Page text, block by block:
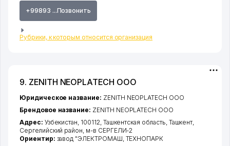
+99893 ...Позвонить
Рубрики, к которым относится организация
9. ZENITH NEOPLATECH ООО
Юридическое название: ZENITH NEOPLATECH ООО
Брендовое название: ZENITH NEOPLATECH ООО
Адрес: Узбекистан, 100112, Ташкентская область Ташкент
Сергелийский район м-в СЕРГЕЛИ-2
Ориентир: завод "ЭЛЕКТРОМАШ, ТЕХНОПАРК